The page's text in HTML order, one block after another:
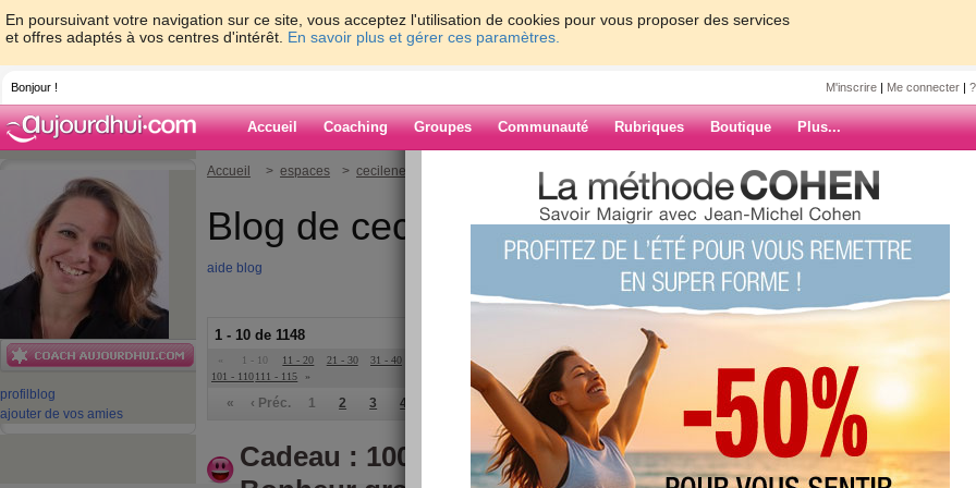
En poursuivant votre navigation sur ce site, vous acceptez l'utilisation de cookies pour vous proposer des services
et offres adaptés à vos centres d'intérêt. En savoir plus et gérer ces paramètres.
Bonjour ! M'inscrire | Me connecter |
Accueil Coaching Groupes Communauté Rubriques Boutique Plus...
profil blog
ajouter de vos amies
Accueil > espaces > cecileneuville
Blog de cecileneuville
aide blog
1 - 10 de 1148
« 1 - 10 11 - 20 21 - 30 31 - 40 51 - 60 71 - 80
91 - 100
101 - 110111 - 115 »
« ‹ Préc. 1 2 3 4 8 9 Suiv. ›
Cadeau : 100 jours de Coaching
ARCHIVES